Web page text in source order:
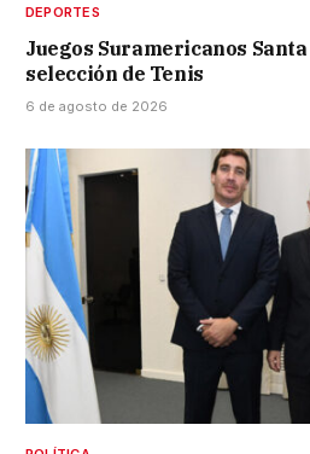
DEPORTES
Juegos Suramericanos
selección de Tenis
6 de agosto de 2026